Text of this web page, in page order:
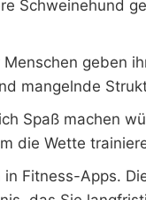
Schweinehund
geben
mangelnde
Spaß machen
die Wette
Fitness-Apps.